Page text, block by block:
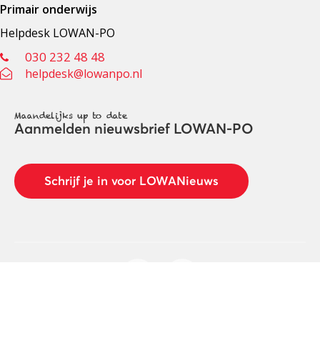
Primair onderwijs
Helpdesk LOWAN-PO
030 232 48 48
helpdesk@lowanpo.nl
Maandelijks up to date
Aanmelden nieuwsbrief LOWAN-PO
Schrijf je in voor LOWANieuws